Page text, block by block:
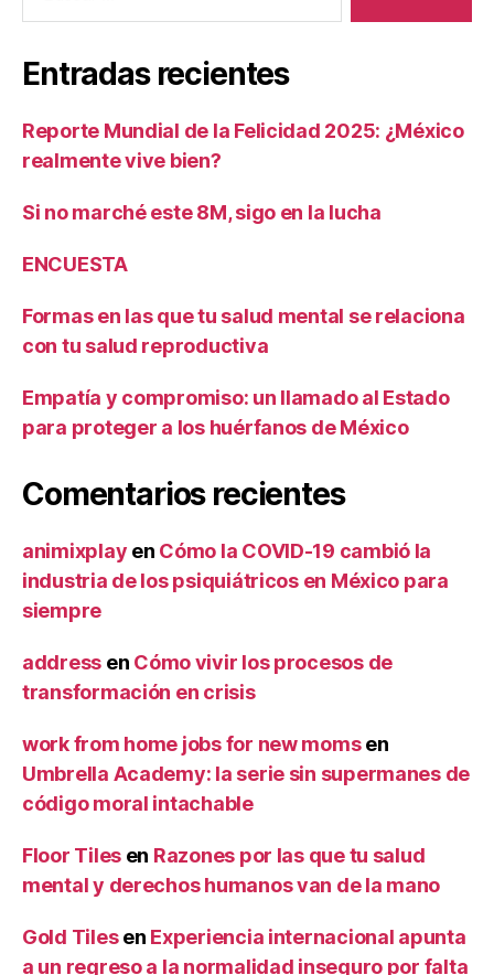
Entradas recientes
Reporte Mundial de la Felicidad 2025: ¿México
realmente vive bien?
Si no marché este 8M, sigo en la lucha
ENCUESTA
Formas en las que tu salud mental se relaciona
con tu salud reproductiva
Empatía y compromiso: un llamado al Estado
para proteger a los huérfanos de México
Comentarios recientes
animixplay en Cómo la COVID-19 cambió la
industria de los psiquiátricos en México para
siempre
address en Cómo vivir los procesos de
transformación en crisis
work from home jobs for new momsen
Umbrella Academy: la serie sin supermanes de
código moral intachable
Floor Tiles en Razones por las que tu salud
mental y derechos humanos van de la mano
Gold Tilesen Experiencia internacional apunta
a un regreso a la normalidad inseguro por falta